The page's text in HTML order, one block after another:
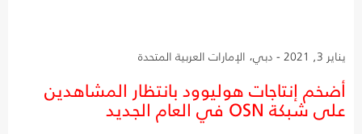
يناير 3, 2021 - دبي، الإمارات العربية المتحدة
أضخم إنتاجات هوليوود بانتظار المشاهدين
على شبكة OSN في العام الجديد